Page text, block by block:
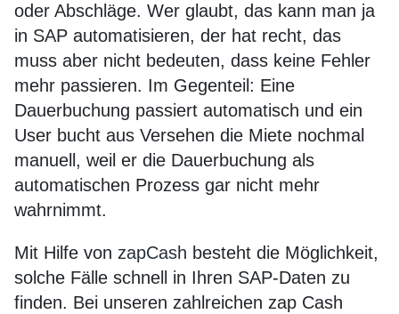
oder Abschläge. Wer glaubt, das kann man ja
in SAP automatisieren, der hat recht, das
muss aber nicht bedeuten, dass keine Fehler
mehr passieren. Im Gegenteil: Eine
Dauerbuchung passiert automatisch und ein
User bucht aus Versehen die Miete nochmal
manuell, weil er die Dauerbuchung als
automatischen Prozess gar nicht mehr
wahrnimmt.
Mit Hilfe von zapCash besteht die Möglichkeit,
solche Fälle schnell in Ihren SAP-Daten zu
finden. Bei unseren zahlreichen zap Cash